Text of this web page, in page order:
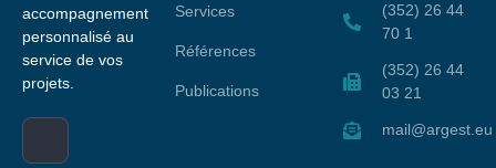
accompagnement
personnalisé au
service de vos
projets.
Services
Références
Publications
(352) 26 44
70 1
(352) 26 44
03 21
mail@argest.eu